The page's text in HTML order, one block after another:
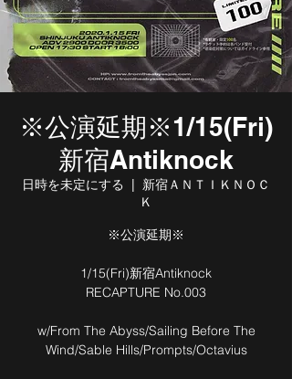
※公演延期※1/15(Fri)
新宿Antiknock
日時を未定にする
新宿ＡＮＴＩＫＮＯＣ
Ｋ
※公演延期※
1/15(Fri)新宿Antiknock
RECAPTURE No.003
w/From The Abyss/Sailing Before The
Wind/Sable Hills/Prompts/Octavius